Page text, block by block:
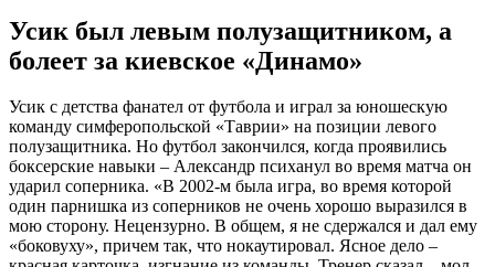
Усик был левым полузащитником, а
болеет за киевское «Динамо»
Усик с детства фанател от футбола и играл за юношескую
команду симферопольской «Таврии» на позиции левого
полузащитника. Но футбол закончился, когда проявились
боксерские навыки – Александр психанул во время матча он
ударил соперника. «В 2002-м была игра, во время которой
один парнишка из соперников не очень хорошо выразился в
мою сторону. Нецензурно. В общем, я не сдержался и дал ему
«боковуху», причем так, что нокаутировал. Ясное дело –